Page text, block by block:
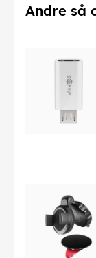
Kabeltype:
Materiale
Inder leder
Andre så